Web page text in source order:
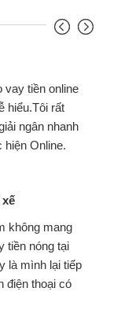
Mình cần tiền gấp
chiếc xe wave nhưng
gói vay tiền bằng
cần gặp mặt nên rất
Cấn Văn Lực - Tạp
nhiều lúc cần vốn
đến website qua bạn
đã giải quyết được